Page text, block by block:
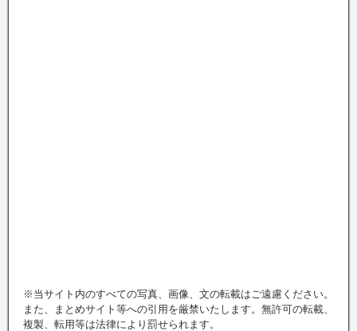
※当サイト内のすべての写真、画像、文の転載はご遠慮ください。
また、まとめサイト等への引用を厳禁いたします。無許可の転載、
複製、転用等は法律により罰せられます。